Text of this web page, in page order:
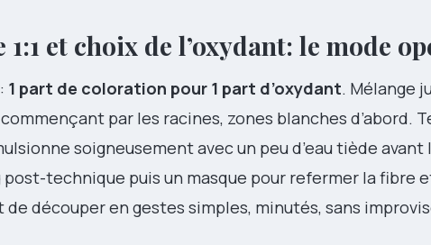
1:1 et choix de l’oxydant: le mode
1 part de coloration pour 1 part d’oxydant. Mélange
par les racines, zones blanches d’abord.
soigneusement avec un peu d’eau tiède
technique puis un masque pour refermer la fibre
de découper en gestes simples, minutés, sans